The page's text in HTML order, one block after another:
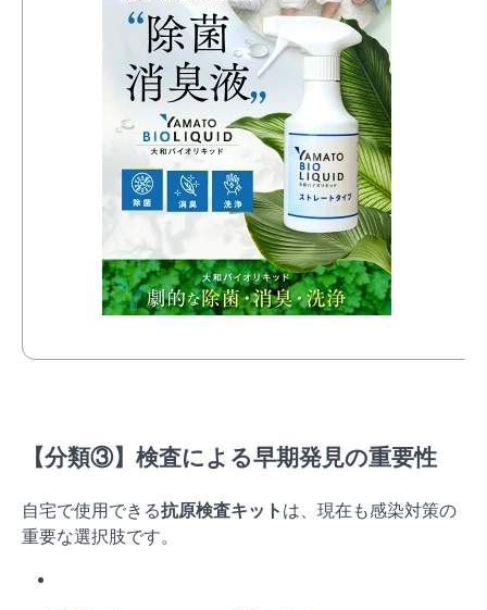
【分類③】検査による早期発見の重要性
自宅で使用できる抗原検査キット は、現在も感染対策の
重要な選択肢です。